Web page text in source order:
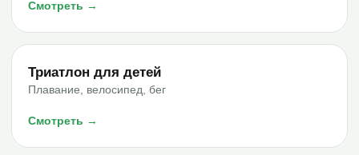
Смотреть →
Триатлон для детей
Плавание, велосипед, бег
Смотреть →